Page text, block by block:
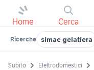
Home Cerca
Ricerche simac gelatiera
Subito Elettrodomestici